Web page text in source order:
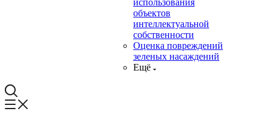
использования
объектов
интеллектуальной
собственности
Оценка повреждений
зеленых насаждений
Ещё